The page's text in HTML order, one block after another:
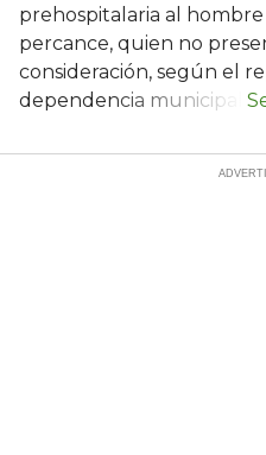
prehospitalaria al
percance, quien no
consideración, según el
dependencia municipal.